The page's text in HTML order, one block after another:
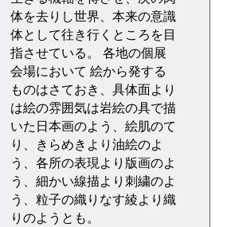
体を去りし世界、本来の意識
体として往き行くところを目
指させている。 各地の個展
会場において 絵から発する
ものはさておき、具体面より
は絵の雰囲気は岩絵の具で描
いた日本画のよう、絵肌のて
り、きらめきより油絵のよ
う、各所の表現より版画のよ
う、細かい線描より刺繍のよ
う、粒子の織りなす綾より織
りのようとも。